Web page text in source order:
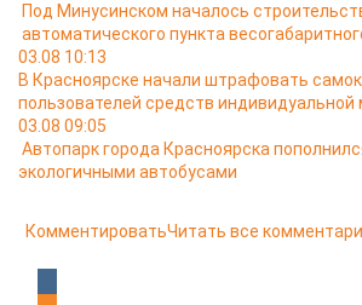
Под Минусинском началось
автоматического пункта
03.08 10:13
В Красноярске начали штрафовать
пользователей средств индивидуальной
03.08 09:05
Автопарк города Красноярска
экологичными автобусами
КомментироватьЧитать все